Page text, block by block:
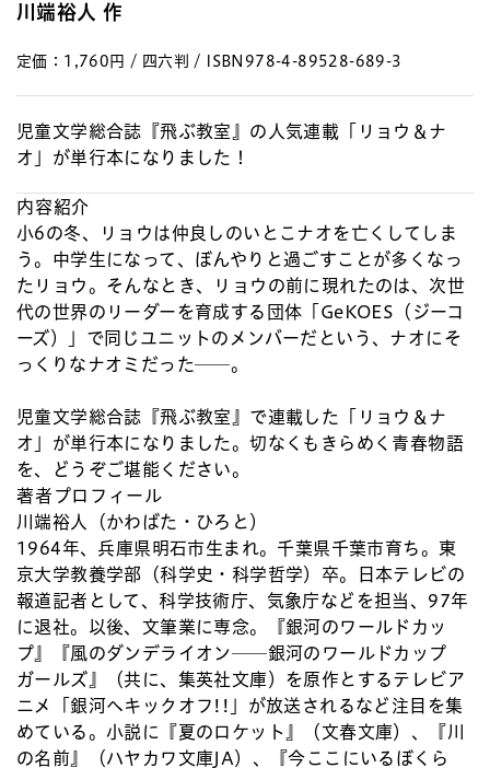
川端裕人 作
定価：1,760円 / 四六判 / ISBN978-4-89528-689-3
児童文学総合誌『飛ぶ教室』の人気連載「リョウ＆ナ
オ」が単行本になりました！
内容紹介
小6の冬、リョウは仲良しのいとこナオを亡くしてしま
う。中学生になって、ぼんやりと過ごすことが多くなっ
たリョウ。そんなとき、リョウの前に現れたのは、次世
代の世界のリーダーを育成する団体「GeKOES（ジーコ
ーズ）」で同じユニットのメンバーだという、ナオにそ
っくりなナオミだった──。
児童文学総合誌『飛ぶ教室』で連載した「リョウ＆ナ
オ」が単行本になりました。切なくもきらめく青春物語
を、どうぞご堪能ください。
著者プロフィール
川端裕人（かわばた・ひろと）
1964年、兵庫県明石市生まれ。千葉県千葉市育ち。東
京大学教養学部（科学史・科学哲学）卒。日本テレビの
報道記者として、科学技術庁、気象庁などを担当、97年
に退社。以後、文筆業に専念。『銀河のワールドカッ
プ』『風のダンデライオン──銀河のワールドカップ
ガールズ』（共に、集英社文庫）を原作とするテレビア
ニメ「銀河へキックオフ!!」が放送されるなど注目を集
めている。小説に『夏のロケット』（文春文庫）、『川
の名前』（ハヤカワ文庫JA）、『今ここにいるぼくら